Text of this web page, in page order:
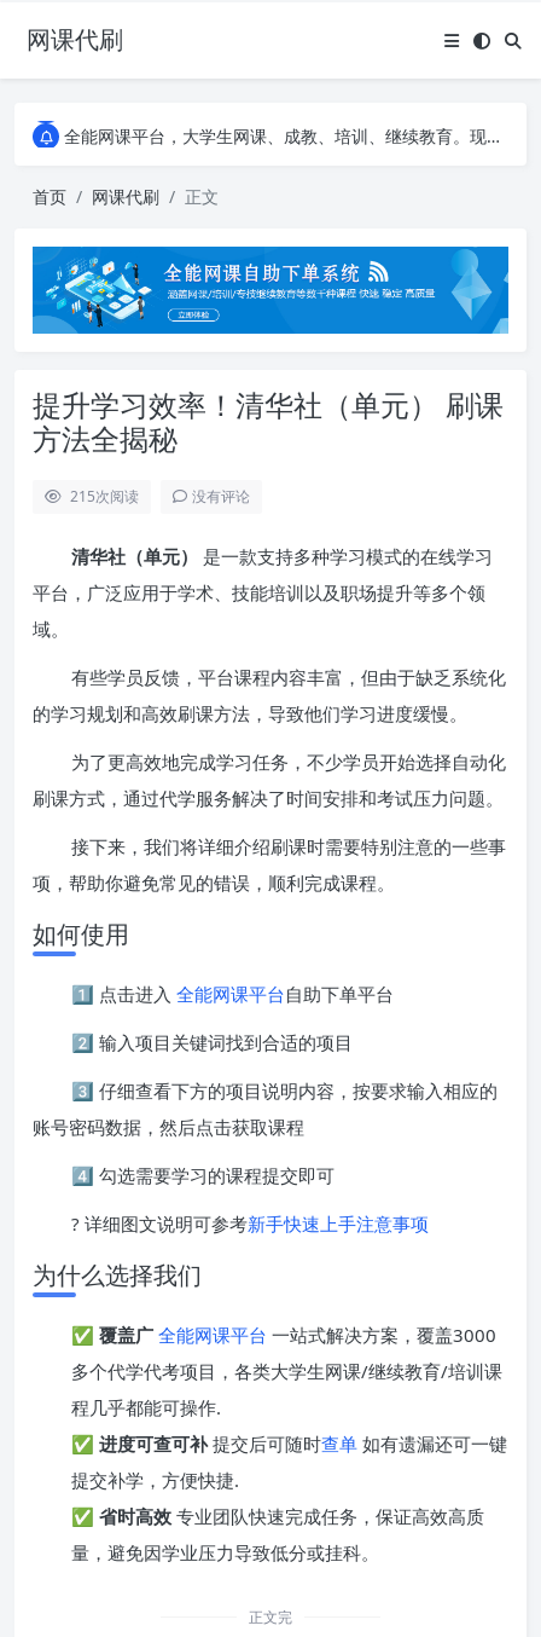
网课代刷
AI论文写作平台，根据真实文献内容生成论文
全能网课平台，大学生网课、成教、培训、继续教育。现已接入代刷代考项目3000+
全能网课平台，大学生网课、成教、培训、继续教育。现已接入代刷代考项目3000+
首页 网课代刷 正文
提升学习效率！清华社（单元） 刷课
方法全揭秘
215次阅读 没有评论
清华社（单元）
是一款支持多种学习模式的在线学习
平台，广泛应用于学术、技能培训以及职场提升等多个领
域。
有些学员反馈，平台课程内容丰富，但由于缺乏系统化
的学习规划和高效刷课方法，导致他们学习进度缓慢。
为了更高效地完成学习任务，不少学员开始选择自动化
刷课方式，通过代学服务解决了时间安排和考试压力问题。
接下来，我们将详细介绍刷课时需要特别注意的一些事
项，帮助你避免常见的错误，顺利完成课程。
如何使用
1️⃣ 点击进入 全能网课平台自助下单平台
2️⃣ 输入项目关键词找到合适的项目
3️⃣ 仔细查看下方的项目说明内容，按要求输入相应的
账号密码数据，然后点击获取课程
4️⃣ 勾选需要学习的课程提交即可
? 详细图文说明可参考新手快速上手注意事项
为什么选择我们
✅ 覆盖广 全能网课平台 一站式解决方案，覆盖3000
多个代学代考项目，各类大学生网课/继续教育/培训课
程几乎都能可操作.
✅ 进度可查可补提交后可随时查单 如有遗漏还可一键
提交补学，方便快捷.
✅ 省时高效 专业团队快速完成任务，保证高效高质
量，避免因学业压力导致低分或挂科。
正文完